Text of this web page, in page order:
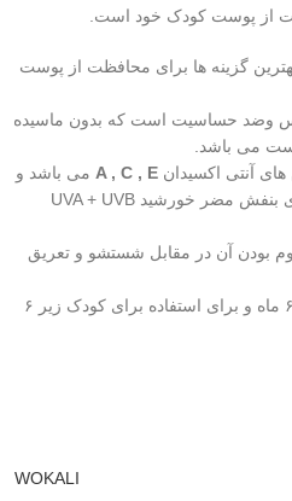
از پوست کودک خود است.
گزینه ها برای محافظت از پوست
وضد حساسیت است که بدون ماسیده
می باشد.
آنتی اکسیدان A , C , E می باشد و
پوست را در مقابل اشعه های ماورای بنفش مضر خورشید UVA + UVB
بودن آن در مقابل شستشو و تعریق
نکته مهم: مناسب برای کودک بالای ۶ ماه و برای استفاده برای کودک زیر ۶
WOKALI